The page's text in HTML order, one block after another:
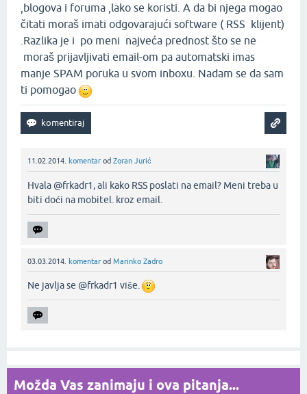
,blogova i foruma ,lako se koristi. A da bi njega mogao
čitati moraš imati odgovarajući software ( RSS klijent)
.Razlika je i po meni najveća prednost što se ne
moraš prijavljivati email-om pa automatski imas
manje SPAM poruka u svom inboxu. Nadam se da sam
ti pomogao
11.02.2014. komentar od Zoran Jurić
Hvala @frkadr1, ali kako RSS poslati na email? Meni treba u
biti doći na mobitel. kroz email.‌
03.03.2014. komentar od Marinko Zadro
Ne javlja se @frkadr1 više.
Možda Vas zanimaju i ova pitanja...